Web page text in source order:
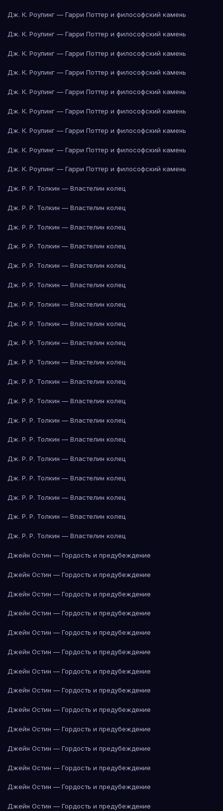
Дж. К. Роулинг — Гарри Поттер и философский камень
Дж. К. Роулинг — Гарри Поттер и философский камень
Дж. К. Роулинг — Гарри Поттер и философский камень
Дж. К. Роулинг — Гарри Поттер и философский камень
Дж. К. Роулинг — Гарри Поттер и философский камень
Дж. К. Роулинг — Гарри Поттер и философский камень
Дж. К. Роулинг — Гарри Поттер и философский камень
Дж. К. Роулинг — Гарри Поттер и философский камень
Дж. К. Роулинг — Гарри Поттер и философский камень
Дж. Р. Р. Толкин — Властелин колец
Дж. Р. Р. Толкин — Властелин колец
Дж. Р. Р. Толкин — Властелин колец
Дж. Р. Р. Толкин — Властелин колец
Дж. Р. Р. Толкин — Властелин колец
Дж. Р. Р. Толкин — Властелин колец
Дж. Р. Р. Толкин — Властелин колец
Дж. Р. Р. Толкин — Властелин колец
Дж. Р. Р. Толкин — Властелин колец
Дж. Р. Р. Толкин — Властелин колец
Дж. Р. Р. Толкин — Властелин колец
Дж. Р. Р. Толкин — Властелин колец
Дж. Р. Р. Толкин — Властелин колец
Дж. Р. Р. Толкин — Властелин колец
Дж. Р. Р. Толкин — Властелин колец
Дж. Р. Р. Толкин — Властелин колец
Дж. Р. Р. Толкин — Властелин колец
Дж. Р. Р. Толкин — Властелин колец
Дж. Р. Р. Толкин — Властелин колец
Джейн Остин — Гордость и предубеждение
Джейн Остин — Гордость и предубеждение
Джейн Остин — Гордость и предубеждение
Джейн Остин — Гордость и предубеждение
Джейн Остин — Гордость и предубеждение
Джейн Остин — Гордость и предубеждение
Джейн Остин — Гордость и предубеждение
Джейн Остин — Гордость и предубеждение
Джейн Остин — Гордость и предубеждение
Джейн Остин — Гордость и предубеждение
Джейн Остин — Гордость и предубеждение
Джейн Остин — Гордость и предубеждение
Джейн Остин — Гордость и предубеждение
Джейн Остин — Гордость и предубеждение